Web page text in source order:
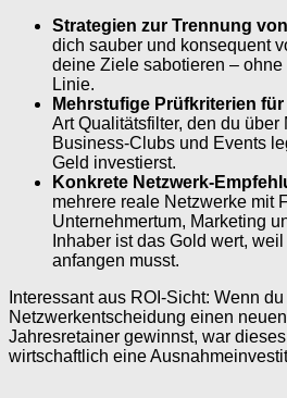
Strategien zur Trennung
dich sauber und konsequent
deine Ziele sabotieren –
Linie.
Mehrstufige Prüfkriterien
Art Qualitätsfilter, den du über
Business-Clubs und Events
Geld investierst.
Konkrete Netzwerk-
mehrere reale Netzwerke mit
Unternehmertum, Marketing
Inhaber ist das Gold wert, weil
anfangen musst.
Interessant aus ROI-Sicht: Wenn
Netzwerkentscheidung einen
Jahresretainer gewinnst, war
wirtschaftlich eine